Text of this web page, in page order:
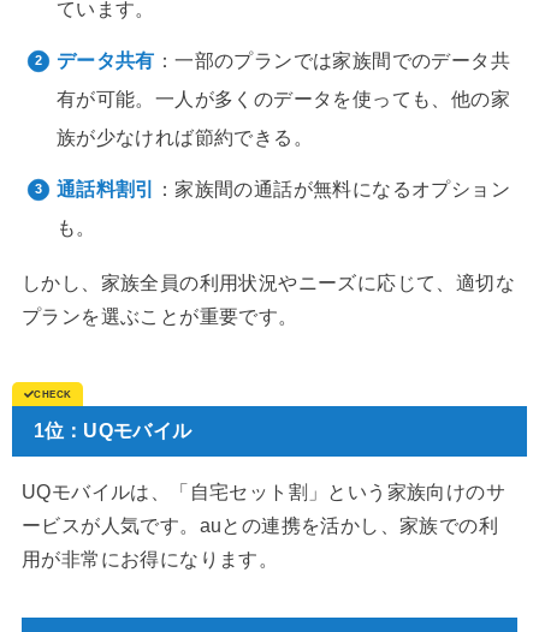
ています。
データ共有 ：一部のプランでは家族間でのデータ共
有が可能。一人が多くのデータを使っても、他の家
族が少なければ節約できる。
通話料割引
：家族間の通話が無料になるオプション
も。
しかし、家族全員の利用状況やニーズに応じて、適切な
プランを選ぶことが重要です。
1位：UQモバイル
UQモバイルは、「自宅セット割」という家族向けのサ
ービスが人気です。auとの連携を活かし、家族での利
用が非常にお得になります。